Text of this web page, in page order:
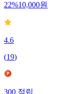
22%10,000원
4.6
(19)
300 적립